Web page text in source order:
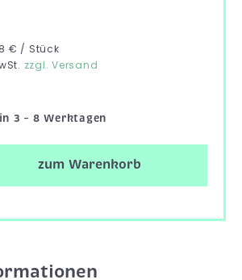
€ / Stück
zzgl. Versand
3 – 8 Werktagen
zum Warenkorb